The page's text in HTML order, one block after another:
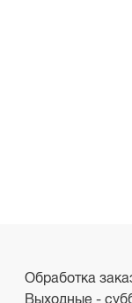
Обработка
Выходные -